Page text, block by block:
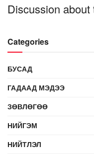
Discussion about
Categories
БУСАД
ГАДААД МЭДЭЭ
ЗӨВЛӨГӨӨ
НИЙГЭМ
НИЙТЛЭЛ